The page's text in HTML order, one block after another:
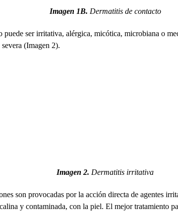
Imagen 1B. Dermatitis de contacto
puede ser irritativa, alérgica, micótica, microbiana o
(Imagen 2).
Imagen 2. Dermatitis irritativa
son provocadas por la acción directa de agentes
y contaminada, con la piel. El mejor tratamiento